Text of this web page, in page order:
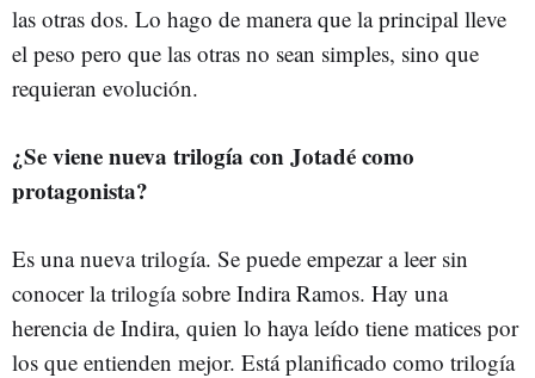
las otras dos. Lo hago de manera que la principal lleve
el peso pero que las otras no sean simples, sino que
requieran evolución.
¿Se viene nueva trilogía con Jotadé como
protagonista?
Es una nueva trilogía. Se puede empezar a leer sin
conocer la trilogía sobre Indira Ramos. Hay una
herencia de Indira, quien lo haya leído tiene matices por
los que entienden mejor. Está planificado como trilogía